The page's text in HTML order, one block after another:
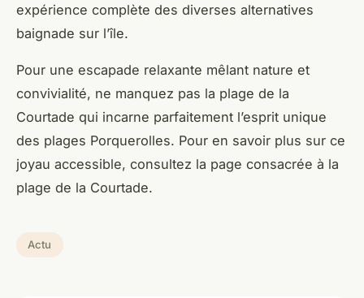
expérience complète des diverses alternatives
baignade sur l’île.
Pour une escapade relaxante mêlant nature et
convivialité, ne manquez pas la plage de la
Courtade qui incarne parfaitement l’esprit unique
des plages Porquerolles. Pour en savoir plus sur ce
joyau accessible, consultez la page consacrée à la
plage de la Courtade.
Actu